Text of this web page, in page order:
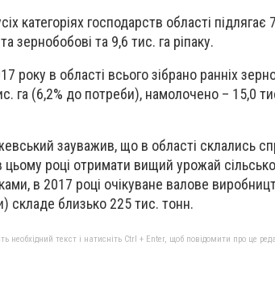
категоріях господарств області підлягає
зернобобові та 9,6 тис. га ріпаку.
року в області всього зібрано ранніх
га (6,2% до потреби), намолочено – 15,0
зауважив, що в області склались
році отримати вищий урожай
в 2017 році очікуване валове
складе близько 225 тис. тонн.
необхідний текст і натисніть Ctrl + Enter, щоб повідомити про це